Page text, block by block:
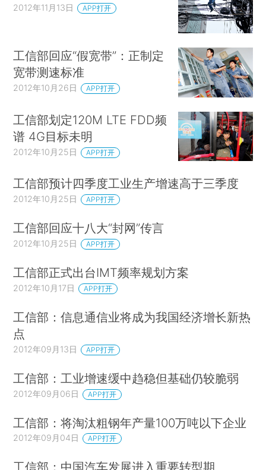
2012年11月13日 APP打开
工信部回应“假宽带”：正制定
宽带测速标准
2012年10月26日 APP打开
工信部划定120M LTE FDD频
谱 4G目标未明
2012年10月25日 APP打开
工信部预计四季度工业生产增速高于三季度
2012年10月25日 APP打开
工信部回应十八大“封网”传言
2012年10月25日 APP打开
工信部正式出台IMT频率规划方案
2012年10月17日 APP打开
工信部：信息通信业将成为我国经济增长新热
点
2012年09月13日 APP打开
工信部：工业增速缓中趋稳但基础仍较脆弱
2012年09月06日 APP打开
工信部：将淘汰粗钢年产量100万吨以下企业
2012年09月04日 APP打开
工信部：中国汽车发展进入重要转型期